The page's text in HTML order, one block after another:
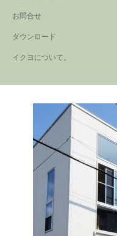
りに。各部屋にも一部アクセ
ント壁紙を使用。外観も白を
【リフォーム・富田林】
イクヨの再生ハウスシ
ーズ／富田林
ガレージだったスペースをリ
フォーム、造作家具でコス
も抑えMさまの理想の美容室
に変身。造作ドレッサーの
にはタオルやケープ、お客
のカバンを置いたりフリー
お問合せ
ダウンロード
イクヨについて。